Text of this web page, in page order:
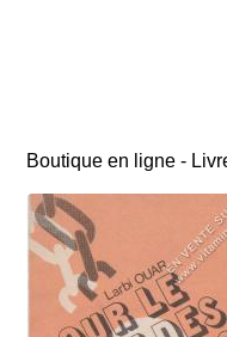
Boutique en ligne -